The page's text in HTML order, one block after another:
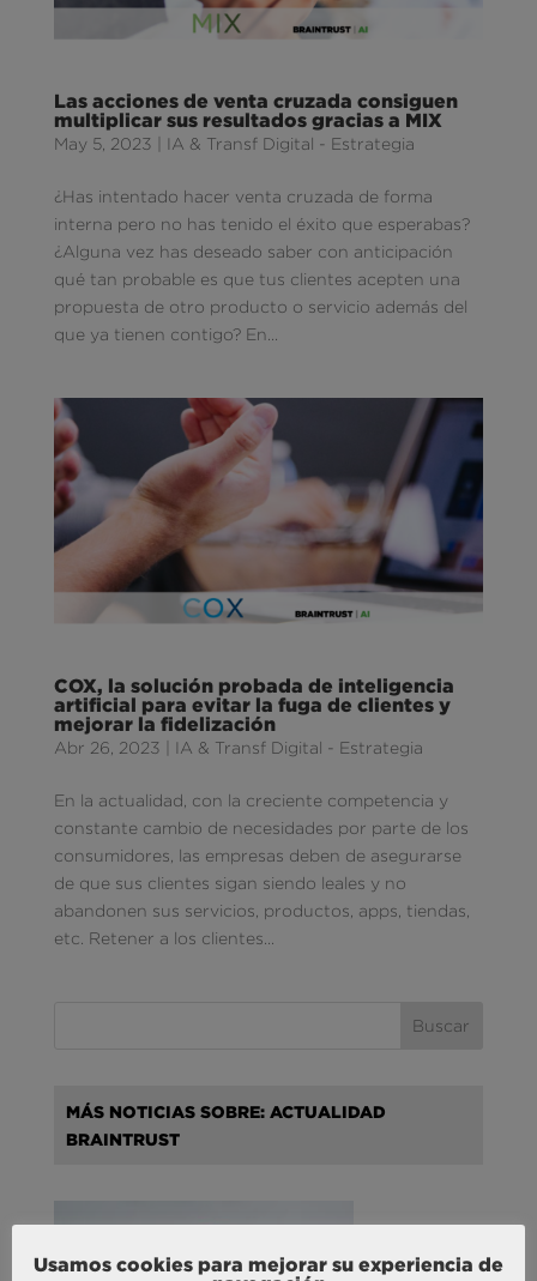
Las acciones de venta cruzada consiguen
multiplicar sus resultados gracias a MIX
May 5, 2023 IA & Transf Digital - Estrategia
¿Has intentado hacer venta cruzada de forma
interna pero no has tenido el éxito que esperabas?
¿Alguna vez has deseado saber con anticipación
qué tan probable es que tus clientes acepten una
propuesta de otro producto o servicio además del
que ya tienen contigo? En...
COX, la solución probada de inteligencia
artificial para evitar la fuga de clientes y
mejorar la fidelización
Abr 26, 2023 IA & Transf Digital - Estrategia
En la actualidad, con la creciente competencia y
constante cambio de necesidades por parte de los
consumidores, las empresas deben de asegurarse
de que sus clientes sigan siendo leales y no
abandonen sus servicios, productos, apps, tiendas,
etc. Retener a los clientes...
MÁS NOTICIAS SOBRE: ACTUALIDAD
BRAINTRUST
Usamos cookies para mejorar su experiencia de